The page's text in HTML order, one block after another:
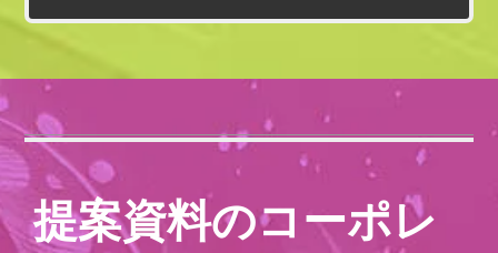
提案資料のコーポレ